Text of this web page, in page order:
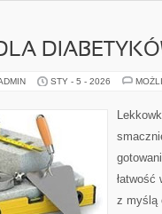
STY - 5 - 2026
łatwość
z myślą